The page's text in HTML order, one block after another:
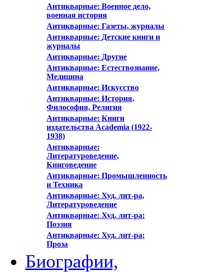
Антикварные: Военное дело,
военная история
Антикварные: Газеты, журналы
Антикварные: Детские книги и
журналы
Антикварные: Другие
Антикварные: Естествознание,
Медицина
Антикварные: Искусство
Антикварные: История,
Философия, Религия
Антикварные: Книги
издательства Academia (1922-
1938)
Антикварные:
Литературоведение,
Книговедение
Антикварные: Промышленность
и Техника
Антикварные: Худ. лит-ра,
Литературоведение
Антикварные: Худ. лит-ра:
Поэзия
Антикварные: Худ. лит-ра:
Проза
Биографии,